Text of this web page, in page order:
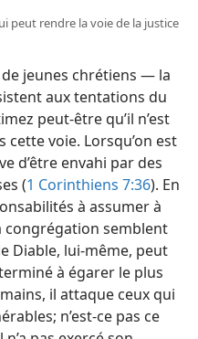
peut rendre la voie de la justice
jeunes chrétiens — la
aux tentations du
peut-être qu’il n’est
cette voie. Lorsqu’on est
d’être envahi par des
(1 Corinthiens 7:36). En
à assumer à
congrégation semblent
Diable, lui-​même, peut
à égarer le plus
il attaque ceux qui
n’est-​ce pas ce